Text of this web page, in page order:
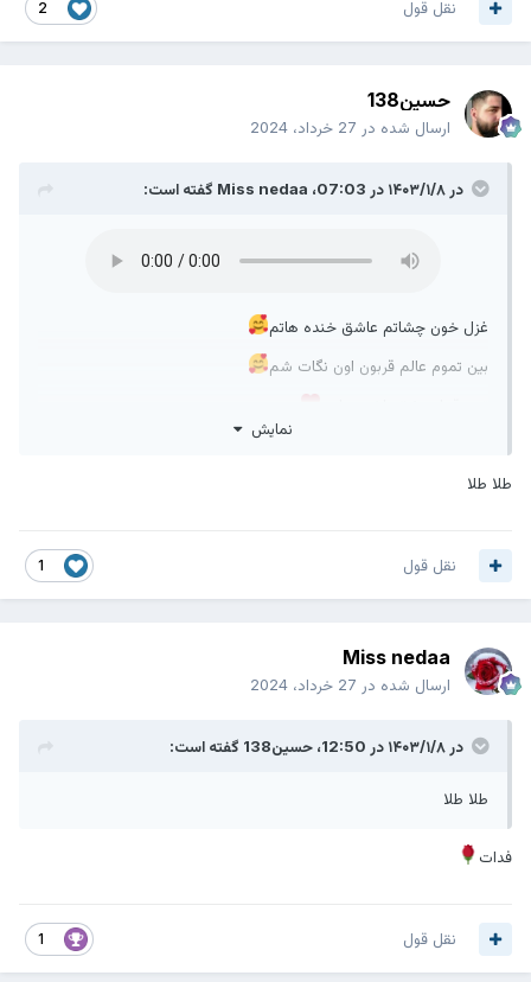
2 نقل قول
حسین138
ارسال شده در 27 خرداد، 2024
در ۱۴۰۳/۱/۸ در 07:03، Miss nedaaگفته است:
غزل خون چشاتم عاشق خنده هاتم
بین تموم عالم قربون اون نگات شم
باهام حرف میزنی من ذوق میکنم
تو رفیق قلبمی جون منی
خوشگلم مال خودمی یار منی
نمایش
طلا طلا
نقل قول
Miss nedaa
ارسال شده در 27 خرداد، 2024
در ۱۴۰۳/۱/۸ در 12:50، حسین138 گفته است:
طلا طلا
فدات
نقل قول